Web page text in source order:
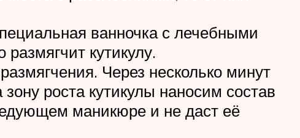
ванночка с лечебными
кутикулу.
Через несколько минут
роста кутикулы наносим состав
маникюре и не даст её